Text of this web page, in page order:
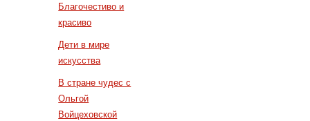
Благочестиво и
красиво
Дети в мире
искусства
В стране чудес с
Ольгой
Войцеховской